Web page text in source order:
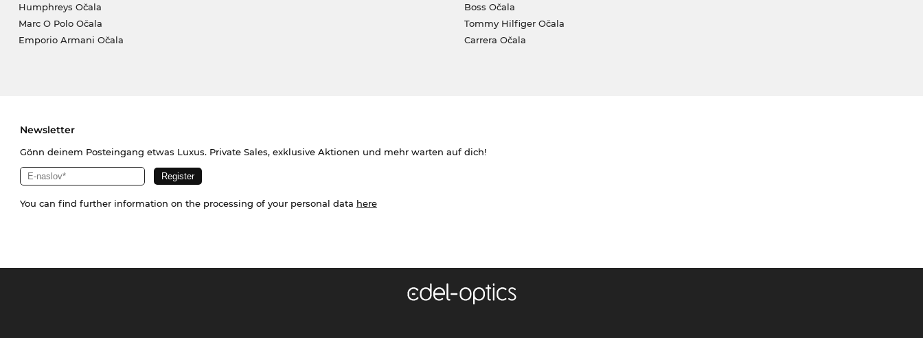
Humphreys Očala
Marc O Polo Očala
Emporio Armani Očala
Boss Očala
Tommy Hilfiger Očala
Carrera Očala
Newsletter
Gönn deinem Posteingang etwas Luxus. Private Sales, exklusive Aktionen und mehr warten auf dich!
You can find further information on the processing of your personal data here